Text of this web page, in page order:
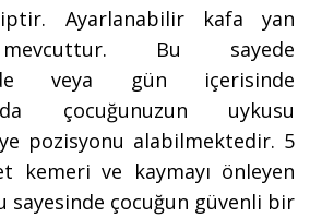
Ayarlanabilir kafa yan
Bu sayede
veya gün içerisinde
çocuğunuzun uykusu
pozisyonu alabilmektedir. 5
kemeri ve kaymayı önleyen
sayesinde çocuğun güvenli bir